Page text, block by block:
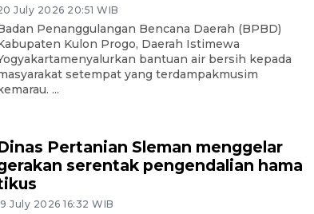
July 2026 20:51 WIB
Penanggulangan Bencana Daerah (BPBD)
Kulon Progo, Daerah Istimewa
bantuan air bersih kepada
setempat yang terdampakmusim
...
Pertanian Sleman menggelar
serentak pengendalian hama
July 2026 16:32 WIB